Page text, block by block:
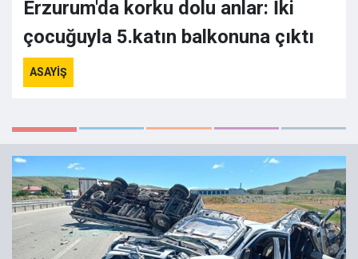
Erzurum'da korku dolu anlar: İki
çocuğuyla 5.katın balkonuna çıktı
ASAYIŞ